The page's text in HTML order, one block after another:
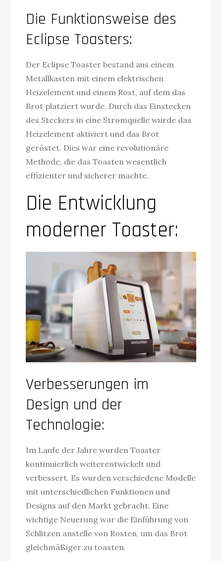
Die Funktionsweise des
Eclipse Toasters:
Der Eclipse Toaster bestand aus einem
Metallkasten mit einem elektrischen
Heizelement und einem Rost, auf dem das
Brot platziert wurde. Durch das Einstecken
des Steckers in eine Stromquelle wurde das
Heizelement aktiviert und das Brot
geröstet. Dies war eine revolutionäre
Methode, die das Toasten wesentlich
effizienter und sicherer machte.
Die Entwicklung
moderner Toaster:
Verbesserungen im
Design und der
Technologie:
Im Laufe der Jahre wurden Toaster
kontinuierlich weiterentwickelt und
verbessert. Es wurden verschiedene Modelle
mit unterschiedlichen Funktionen und
Designs auf den Markt gebracht. Eine
wichtige Neuerung war die Einführung von
Schlitzen anstelle von Rosten, um das Brot
gleichmäßiger zu toasten.